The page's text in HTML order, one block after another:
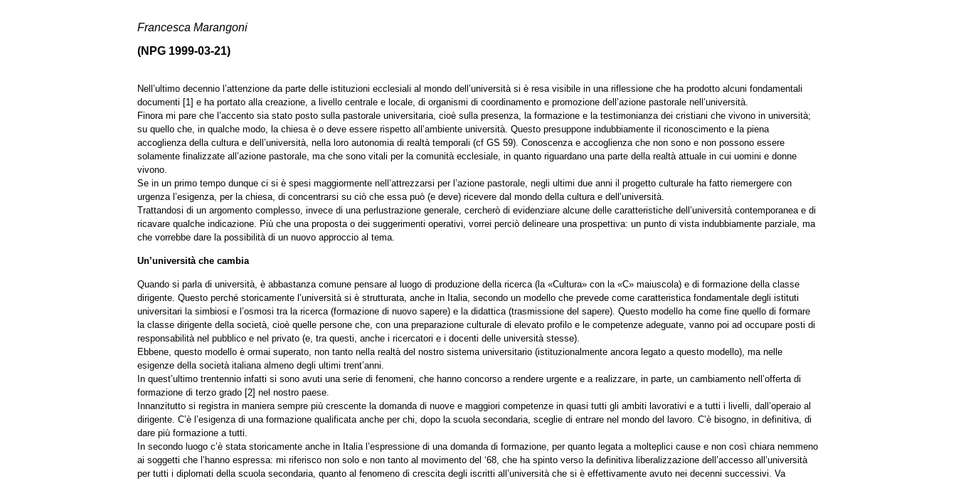
Francesca Marangoni
(NPG 1999-03-21)
Nell’ultimo decennio l’attenzione da parte delle istituzioni ecclesiali al mondo dell’università si è resa visibile in una riflessione che ha prodotto alcuni fondamentali
documenti [1] e ha portato alla creazione, a livello centrale e locale, di organismi di coordinamento e promozione dell’azione pastorale nell’università.
Finora mi pare che l’accento sia stato posto sulla pastorale universitaria, cioè sulla presenza, la formazione e la testimonianza dei cristiani che vivono in università;
su quello che, in qualche modo, la chiesa è o deve essere rispetto all’ambiente università. Questo presuppone indubbiamente il riconoscimento e la piena
accoglienza della cultura e dell’università, nella loro autonomia di realtà temporali (cf GS 59). Conoscenza e accoglienza che non sono e non possono essere
solamente finalizzate all’azione pastorale, ma che sono vitali per la comunità ecclesiale, in quanto riguardano una parte della realtà attuale in cui uomini e donne
vivono.
Se in un primo tempo dunque ci si è spesi maggiormente nell’attrezzarsi per l’azione pastorale, negli ultimi due anni il progetto culturale ha fatto riemergere con
urgenza l’esigenza, per la chiesa, di concentrarsi su ciò che essa può (e deve) ricevere dal mondo della cultura e dell’università.
Trattandosi di un argomento complesso, invece di una perlustrazione generale, cercherò di evidenziare alcune delle caratteristiche dell’università contemporanea e di
ricavare qualche indicazione. Più che una proposta o dei suggerimenti operativi, vorrei perciò delineare una prospettiva: un punto di vista indubbiamente parziale, ma
che vorrebbe dare la possibilità di un nuovo approccio al tema.
Un’università che cambia
Quando si parla di università, è abbastanza comune pensare al luogo di produzione della ricerca (la «Cultura» con la «C» maiuscola) e di formazione della classe
dirigente. Questo perché storicamente l’università si è strutturata, anche in Italia, secondo un modello che prevede come caratteristica fondamentale degli istituti
universitari la simbiosi e l’osmosi tra la ricerca (formazione di nuovo sapere) e la didattica (trasmissione del sapere). Questo modello ha come fine quello di formare
la classe dirigente della società, cioè quelle persone che, con una preparazione culturale di elevato profilo e le competenze adeguate, vanno poi ad occupare posti di
responsabilità nel pubblico e nel privato (e, tra questi, anche i ricercatori e i docenti delle università stesse).
Ebbene, questo modello è ormai superato, non tanto nella realtà del nostro sistema universitario (istituzionalmente ancora legato a questo modello), ma nelle
esigenze della società italiana almeno degli ultimi trent’anni.
In quest’ultimo trentennio infatti si sono avuti una serie di fenomeni, che hanno concorso a rendere urgente e a realizzare, in parte, un cambiamento nell’offerta di
formazione di terzo grado [2] nel nostro paese.
Innanzitutto si registra in maniera sempre più crescente la domanda di nuove e maggiori competenze in quasi tutti gli ambiti lavorativi e a tutti i livelli, dall’operaio al
dirigente. C’è l’esigenza di una formazione qualificata anche per chi, dopo la scuola secondaria, sceglie di entrare nel mondo del lavoro. C’è bisogno, in definitiva, di
dare più formazione a tutti.
In secondo luogo c’è stata storicamente anche in Italia l’espressione di una domanda di formazione, per quanto legata a molteplici cause e non così chiara nemmeno
ai soggetti che l’hanno espressa: mi riferisco non solo e non tanto al movimento del ‘68, che ha spinto verso la definitiva liberalizzazione dell’accesso all’università
per tutti i diplomati della scuola secondaria, quanto al fenomeno di crescita degli iscritti all’università che si è effettivamente avuto nei decenni successivi. Va